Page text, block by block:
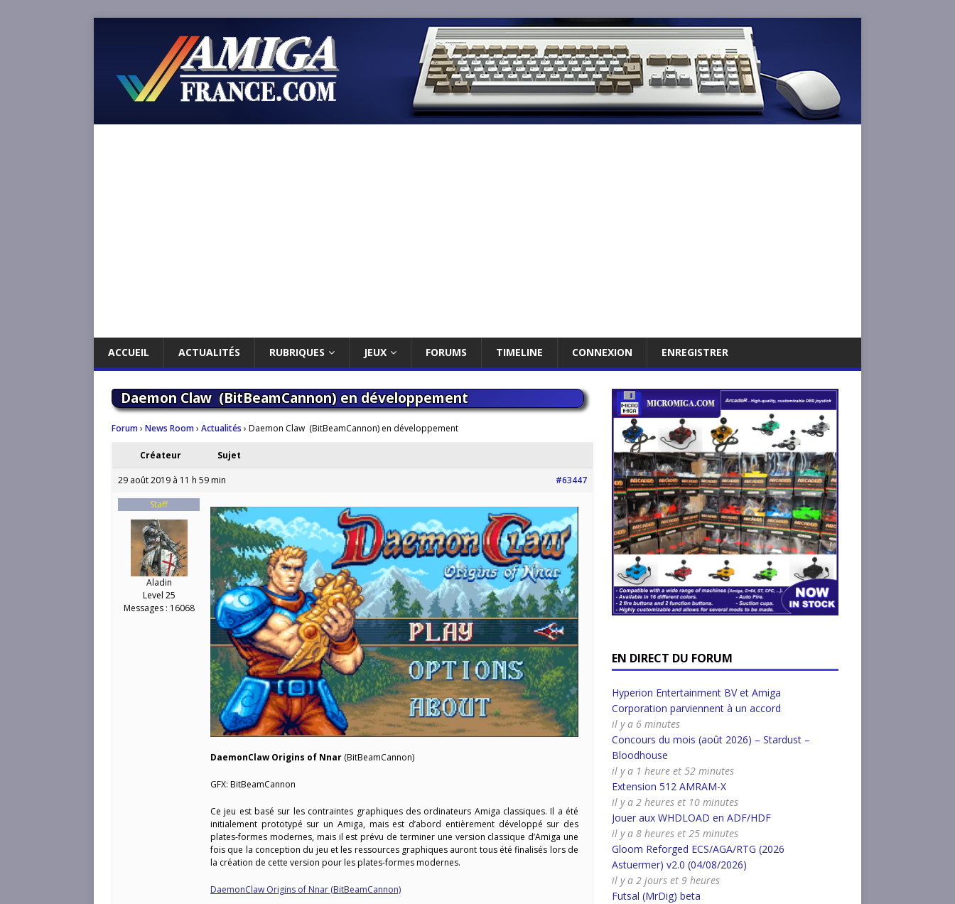
ACCUEIL ACTUALITÉS RUBRIQUES JEUX FORUMS TIMELINE CONNEXION ENREGISTRER
Daemon Claw ​ (BitBeamCannon) en développement
Forum› News Room› Actualités › Daemon Claw ​ (BitBeamCannon) en développement
Créateur Sujet
29 août 2019 à 11 h 59 min
#63447
Staff
Aladin
Level 25
Messages : 16068
DaemonClaw Origins of Nnar ​ (BitBeamCannon)
GFX: BitBeamCannon
Ce jeu est basé sur les contraintes graphiques des ordinateurs Amiga classiques. Il a été
initialement prototypé sur un Amiga, mais est d’abord entièrement développé sur des
plates-formes modernes, mais il est prévu de terminer une version classique d’Amiga une
fois que la conception du jeu et les ressources graphiques auront tous été finalisés lors de
la création de cette version pour les plates-formes modernes.
DaemonClaw Origins of Nnar​ (BitBeamCannon)
EN DIRECT DU FORUM
Hyperion Entertainment BV et Amiga
Corporation parviennent à un accord
il y a 6 minutes
Concours du mois (août 2026) – Stardust –
Bloodhouse
il y a 1 heure et 52 minutes
Extension 512 AMRAM-X
il y a 2 heures et 10 minutes
Jouer aux WHDLOAD en ADF/HDF
il y a 8 heures et 25 minutes
Gloom Reforged ECS/AGA/RTG (2026
Astuermer) v2.0 (04/08/2026)
il y a 2 jours et 9 heures
Futsal (MrDig) beta